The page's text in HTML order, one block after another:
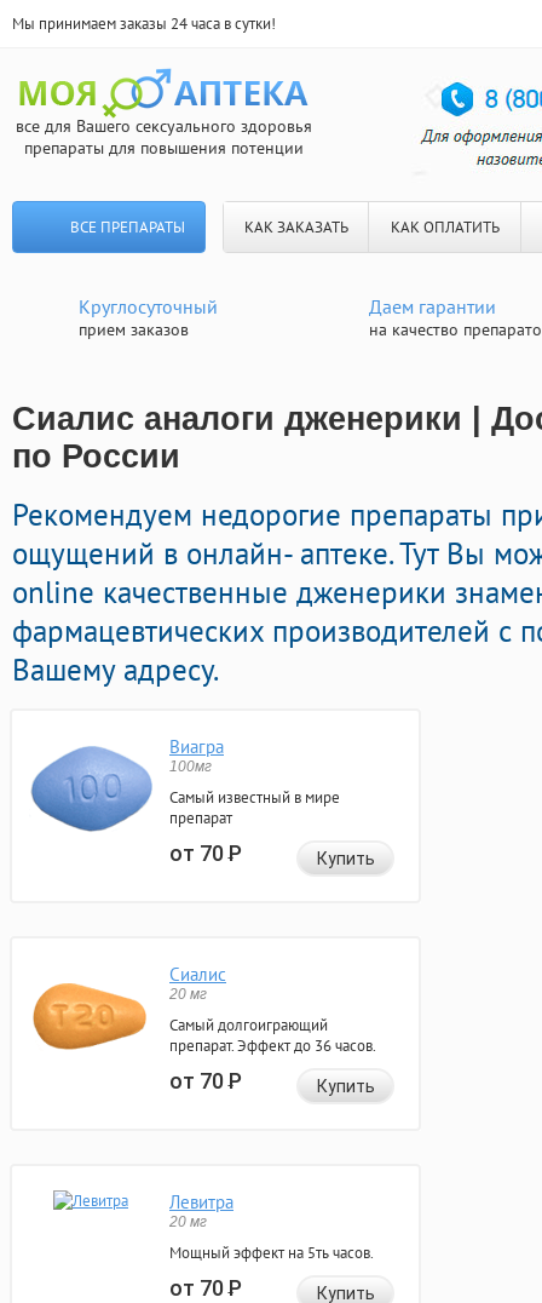
Мы принимаем заказы 24 часа в сутки!
все для Вашего сексуального здоровья
препараты для повышения потенции
ВСЕ ПРЕПАРАТЫ КАК ЗАКАЗАТЬ КАК ОПЛАТИТЬ
Круглосуточный
прием заказов
Даем гарантии
на качество
Сиалис аналоги дженерики |
по России
Рекомендуем недорогие препараты
ощущений в онлайн- аптеке. Тут Вы
online качественные дженерики
фармацевтических производителей с
Вашему адресу.
Виагра
100мг
Самый известный в мире
препарат
от 70Р Купить
Сиалис
20 мг
Самый долгоиграющий
препарат. Эффект до 36 часов.
от 70Р Купить
Левитра
20 мг
Мощный эффект на 5ть часов.
от 70Р Купить